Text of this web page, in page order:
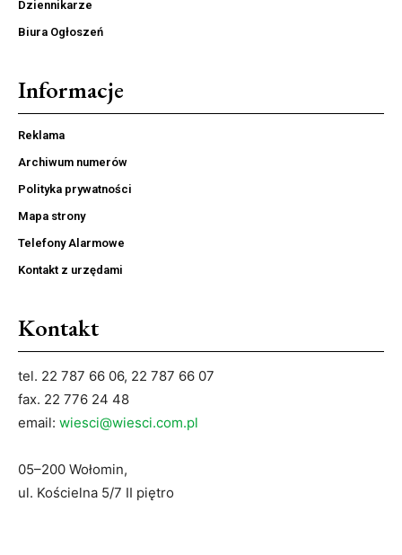
Dziennikarze
Biura Ogłoszeń
Informacje
Reklama
Archiwum numerów
Polityka prywatności
Mapa strony
Telefony Alarmowe
Kontakt z urzędami
Kontakt
tel. 22 787 66 06, 22 787 66 07
fax. 22 776 24 48
email: wiesci@wiesci.com.pl
05–200 Wołomin,
ul. Kościelna 5/7 II piętro